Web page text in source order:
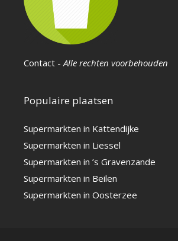
Contact - Alle rechten voorbehouden
Populaire plaatsen
Supermarkten in Kattendijke
Supermarkten in Liessel
Supermarkten in ’s Gravenzande
Supermarkten in Beilen
Supermarkten in Oosterzee